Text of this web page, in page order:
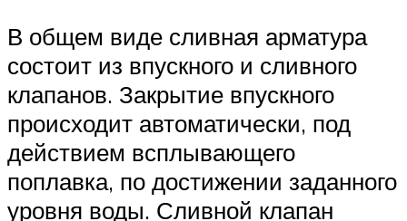
В общем виде сливная арматура
состоит из впускного и сливного
клапанов. Закрытие впускного
происходит автоматически, под
действием всплывающего
поплавка, по достижении заданного
уровня воды. Сливной клапан